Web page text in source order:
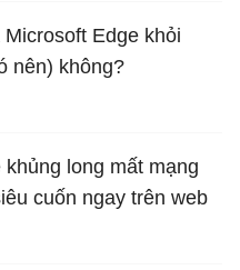
Edge khỏi
nên) không?
long mất mạng
cuốn ngay trên web